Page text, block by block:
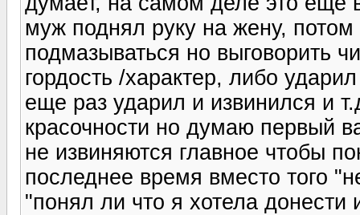
муж поднял руку на жену,
подмазываться но выговорить
гордость /характер, либо
еще раз ударил и извинился и
красочности но думаю первый
не извиняются главное чтобы
последнее время вместо того
"понял ли что я хотела